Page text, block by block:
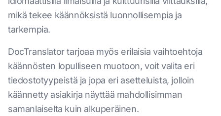
mikä tekee käännöksistä luonnollisempia ja
tarkempia.
DocTranslator tarjoaa myös erilaisia vaihtoehtoja
käännösten lopulliseen muotoon, voit valita eri
tiedostotyypeistä ja jopa eri asetteluista, jolloin
käännetty asiakirja näyttää mahdollisimman
samanlaiselta kuin alkuperäinen.